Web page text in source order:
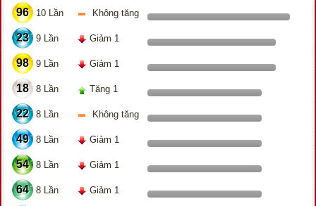
96 10 Lần Không tăng
23 9 Lần Giảm 1
98 9 Lần Giảm 1
18 8 Lần Tăng 1
22 8 Lần Không tăng
49 8 Lần Giảm 1
54 8 Lần Giảm 1
64 8 Lần Giảm 1